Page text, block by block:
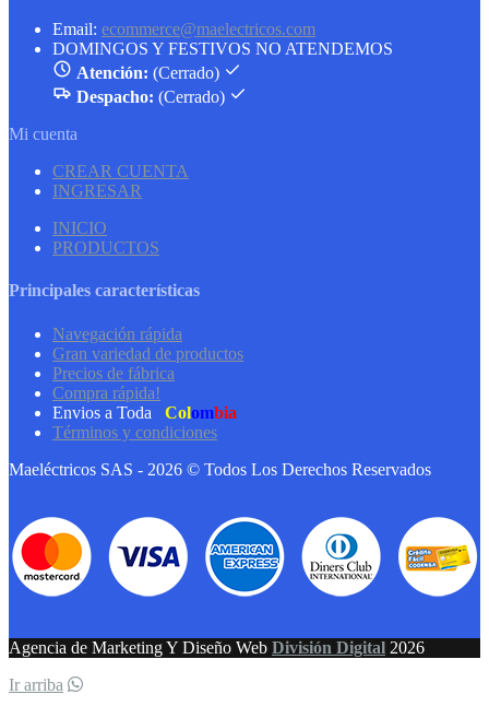
Email: ecommerce@maelectricos.com
DOMINGOS Y FESTIVOS NO ATENDEMOS
Atención: (Cerrado)
Despacho: (Cerrado)
Mi cuenta
CREAR CUENTA
INGRESAR
INICIO
PRODUCTOS
Principales características
Navegación rápida
Gran variedad de productos
Precios de fábrica
Compra rápida!
Envios a Toda
Colombia
Términos y condiciones
Maeléctricos SAS - 2026 © Todos Los Derechos Reservados
Agencia de Marketing Y Diseño Web División Digital 2026
Ir arriba